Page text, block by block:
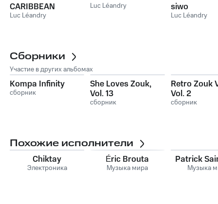
CARIBBEAN
Luc Léandry
Luc Léandry
siwo
Luc Léandry
Сборники
Участие в других альбомах
Kompa Infinity
сборник
She Loves Zouk,
Vol. 13
сборник
Retro Zouk
Vol. 2
сборник
Похожие исполнители
Chiktay
Электроника
Éric Brouta
Музыка мира
Patrick
Музыка